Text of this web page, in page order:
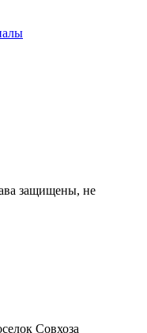
защищены, не
Совхоза